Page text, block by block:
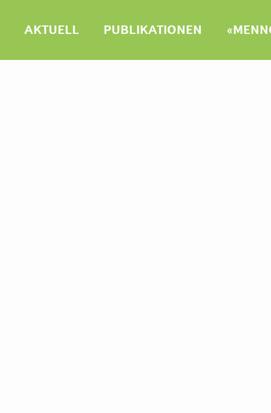
AKTUELL PUBLIKATIONEN